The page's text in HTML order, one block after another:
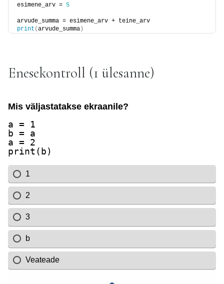
esimene_arv = 5
arvude_summa = esimene_arv + teine_arv
print (arvude_summa)
Enesekontroll (1 ülesanne)